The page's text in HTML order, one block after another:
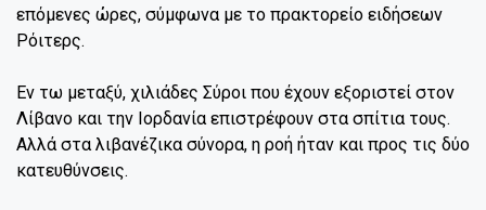
επόμενες ώρες, σύμφωνα με το πρακτορείο ειδήσεων
Ρόιτερς.
Εν τω μεταξύ, χιλιάδες Σύροι που έχουν εξοριστεί στον
Λίβανο και την Ιορδανία επιστρέφουν στα σπίτια τους.
Αλλά στα λιβανέζικα σύνορα, η ροή ήταν και προς τις δύο
κατευθύνσεις.